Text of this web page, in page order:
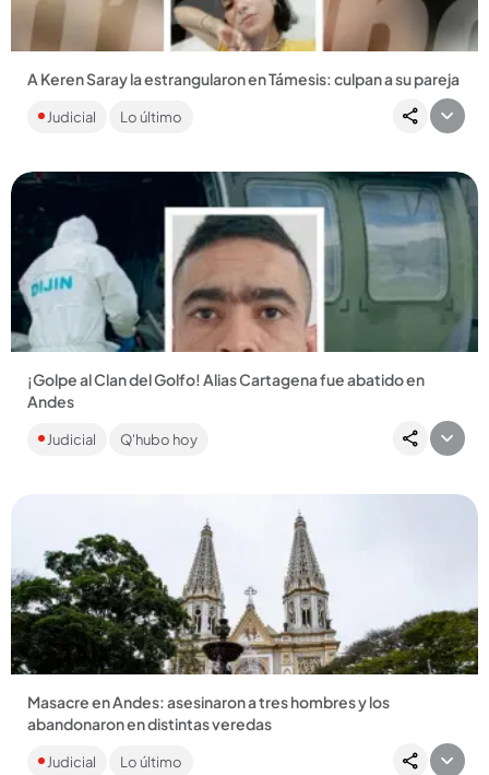
A Keren Saray la estrangularon en Támesis: culpan a su pareja
En menos de dos días, dos mujeres fueron asesinadas en el
Suroeste antioqueño. En Jardín, la víctima fue atacada con
Judicial Lo último
Compartir Noticia
¡Golpe al Clan del Golfo! Alias Cartagena fue abatido en
Andes
Este hombre, señalado cabecilla del Clan del Golfo en Andes
y Jardín, se enfrentó a miembros de la Fuerza Pública desde
Judicial Q'hubo hoy
Compartir Noticia
Masacre en Andes: asesinaron a tres hombres y los
abandonaron en distintas veredas
cuerpos y llevarlos a la morgue municipal. Se desconocen los
Judicial Lo último